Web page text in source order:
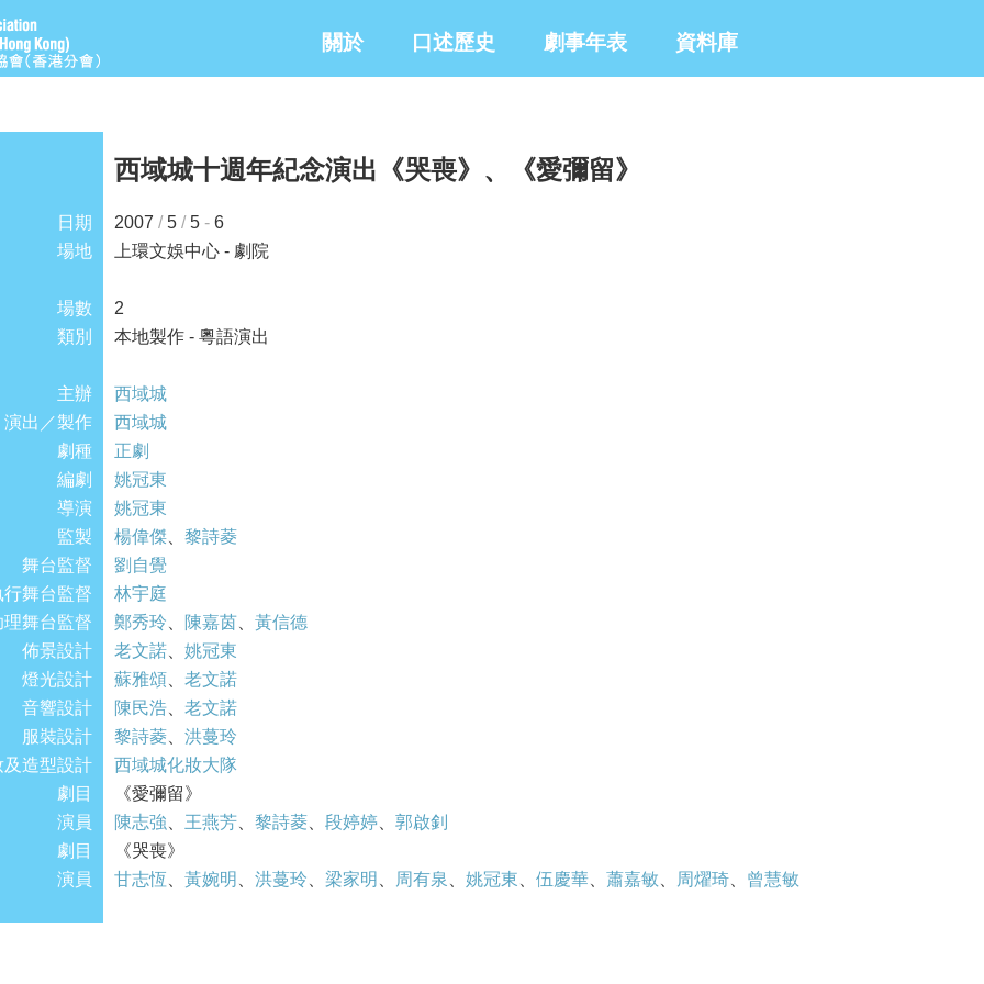
關於 口述歷史 劇事年表 資料庫
西域城十週年紀念演出《哭喪》、《愛彌留》
日期 2007 /5 /5 - 6
場地
上環文娛中心 - 劇院
場數
2
類別
本地製作 - 粵語演出
主辦
西域城
演出／製作
西域城
劇種
正劇
編劇
姚冠東
導演
姚冠東
監製
楊偉傑
黎詩菱
舞台監督
劉自覺
行舞台監督
林宇庭
理舞台監督
鄭秀玲 陳嘉茵
黃信德
佈景設計
老文諾
姚冠東
燈光設計
蘇雅頌
老文諾
音響設計
陳民浩
老文諾
服裝設計
黎詩菱
洪蔓玲
及造型設計
西域城化妝大隊
劇目
《愛彌留》
演員
陳志強 王燕芳 黎詩菱 段婷婷
郭啟釗
劇目
《哭喪》
演員
甘志恆 黃婉明 洪蔓玲 梁家明 周有泉 姚冠東 伍慶華 蕭嘉敏 周燿琦 曾慧敏